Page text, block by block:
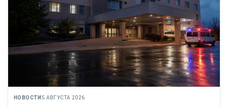
НОВОСТИ 5 АВГУСТА 2026